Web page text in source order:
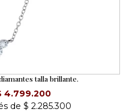
talla brillante.
4.799.200
de $ 2.285.300